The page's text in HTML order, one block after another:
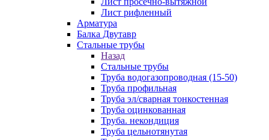
Лист рифленный
Арматура
Балка Двутавр
Стальные трубы
Назад
Стальные трубы
Труба водогазопроводная (15-50)
Труба профильная
Труба эл/сварная тонкостенная
Труба оцинкованная
Труба. некондиция
Труба цельнотянутая